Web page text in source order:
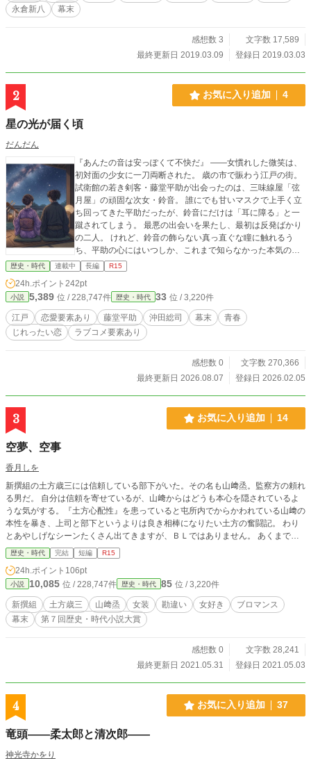
永倉新八
幕末
感想数 3
文字数 17,589
最終更新日 2019.03.09
登録日 2019.03.03
2 お気に入り追加 4
星の光が届く頃
だんだん
『あんたの音は安っぽくて不快だ』 ――女慣れした微笑は、
初対面の少女に一刀両断された。 ​歳の市で賑わう江戸の街。
試衛館の若き剣客・藤堂平助が出会ったのは、三味線屋「弦
月屋」の頑固な次女・鈴音。 誰にでも甘いマスクで上手く立
ち回ってきた平助だったが、鈴音にだけは「耳に障る」と一
蹴されてしまう。 ​最悪の出会いを果たし、最初は反発ばかり
の二人。 けれど、鈴音の飾らない真っ直ぐな瞳に触れるう
ち、平助の心にはいつしか、これまで知らなかった本気の感
情が芽生え始め……。 ​少しずつ縮まっていく、もどかしくも
甘酸っぱい距離。 ​幕末の動乱に巻き込まれる初恋の行方は―
―。 新選組・藤堂平助のもう一つの青春奇譚。
歴史・時代 連載中 長編 R15
24h.ポイント 242pt
小説 5,389 位 / 228,747件 歴史・時代 33 位 / 3,220件
江戸 恋愛要素あり 藤堂平助 沖田総司 幕末
青春
じれったい恋
ラブコメ要素あり
感想数 0
文字数 270,366
最終更新日 2026.08.07
登録日 2026.02.05
3 お気に入り追加 14
空夢、空事
香月しを
新撰組の土方歳三には信頼している部下がいた。その名も山﨑烝。監察方の頼れ
る男だ。 自分は信頼を寄せているが、山﨑からはどうも本心を隠されているよ
うな気がする。『土方心配性』を患っていると屯所内でからかわれている山﨑の
本性を暴き、上司と部下というよりは良き相棒になりたい土方の奮闘記。 わり
とあやしげなシーンたくさん出てきますが、ＢＬではありません。 あくまでも
ブロマンス。幕末ブロマンス。男達の熱く暑い友情です。 軽めの時代小説で
す。よろしくお願いします。 完結まで、水曜日と土日で更新いたします！ ★無
断転載や引用を禁じます。言語を変えても駄目です。絶対に許可しません。
歴史・時代 完結 短編 R15
24h.ポイント 106pt
小説 10,085 位 / 228,747件 歴史・時代 85 位 / 3,220件
新撰組 土方歳三 山﨑烝 女装 勘違い 女好き
ブロマンス
幕末
第７回歴史・時代小説大賞
感想数 0
文字数 28,241
最終更新日 2021.05.31
登録日 2021.05.03
4 お気に入り追加 37
竜頭――柔太郎と清次郎――
神光寺かをり